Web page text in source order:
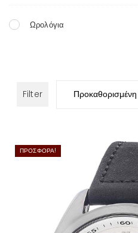
Ωρολόγια
Filter
ΠΡΟΣΦΟΡΆ!